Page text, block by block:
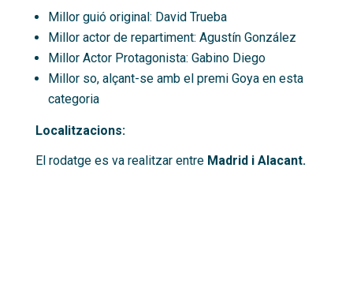
Millor guió original: David Trueba
Millor actor de repartiment: Agustín González
Millor Actor Protagonista: Gabino Diego
Millor so, alçant-se amb el premi Goya en esta
categoria
Localitzacions:
El rodatge es va realitzar entreMadrid i Alacant.